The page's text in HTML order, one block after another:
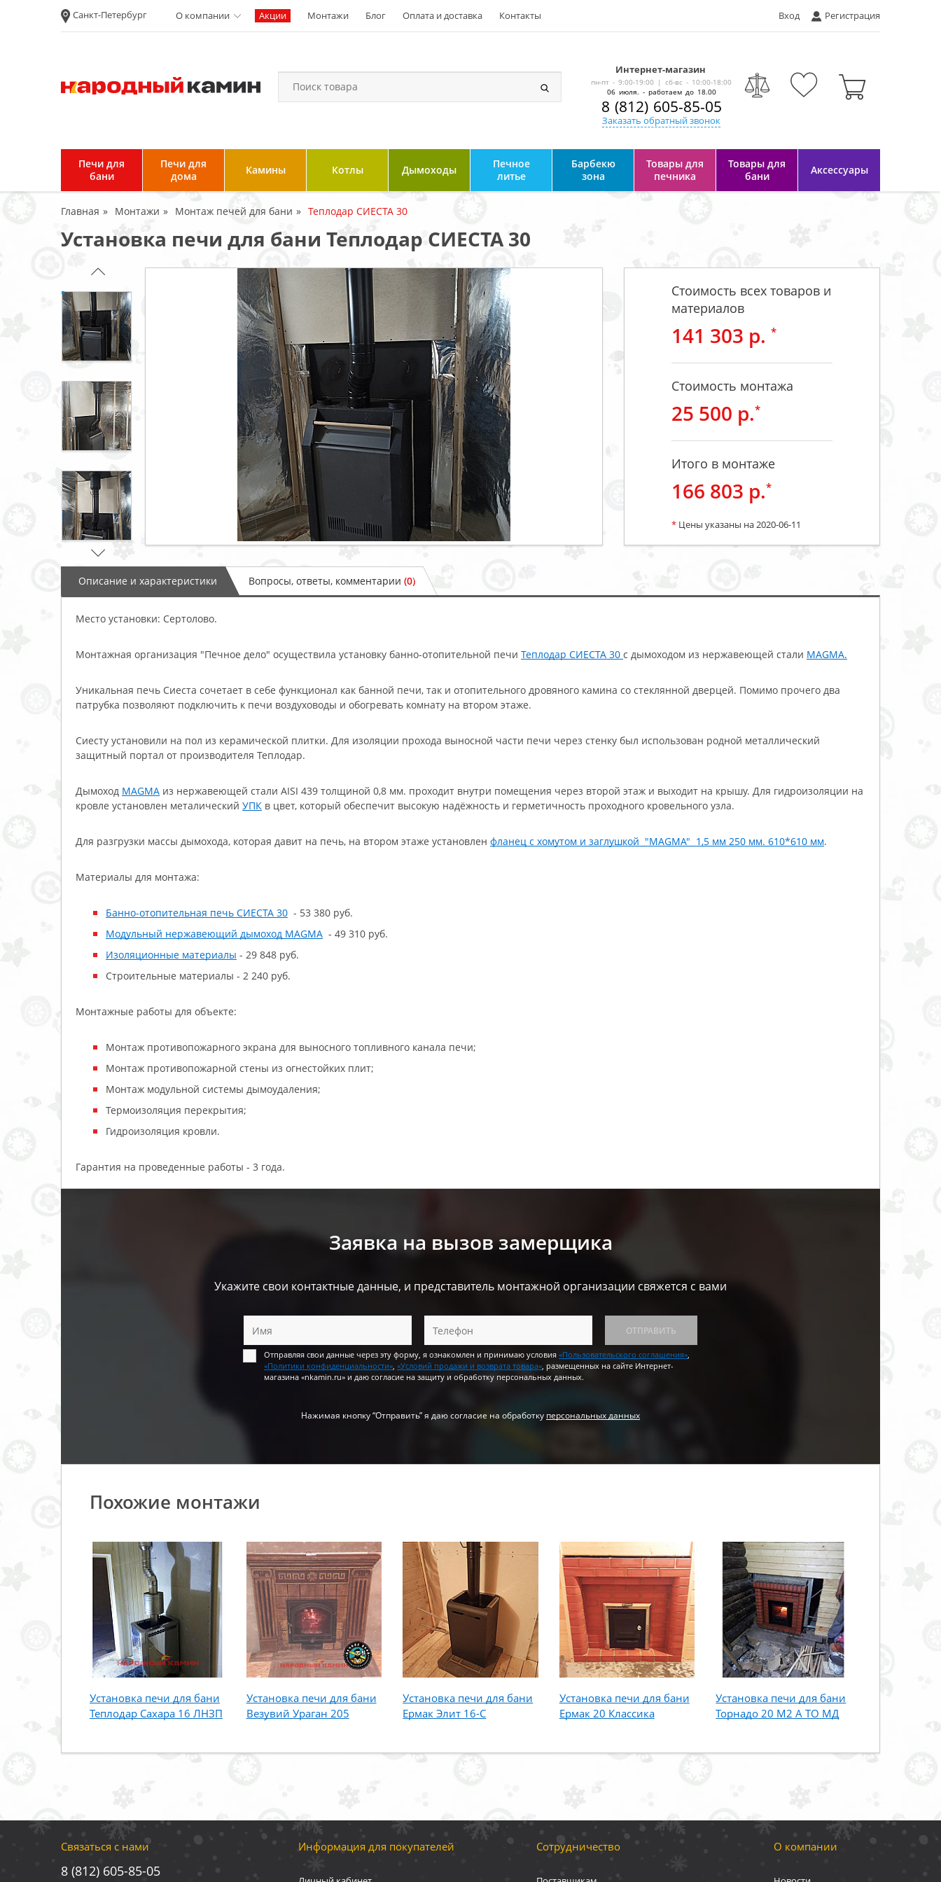
Санкт-Петербург О компании
обработку
персональных
данных
Условия продажи и
возврата товара
Пользовательское
соглашение
Отзывы клиентов
Гарантия и возврат
Акции Монтажи Блог Оплата и доставка Контакты Вход Регистрация
Интернет-магазин
-
пн-пт - 9:00-19:00 | сб-вс - 10:00-18:00
06 июля. - работаем до 18.00
8 (812) 605-85-05
Заказать обратный звонок
Печи для
бани
Печи для
дома
Камины Котлы Дымоходы
Печное
литье
Барбекю
зона
Товары для
печника
Товары для
бани
Аксессуары
Главная Монтажи Монтаж печей для бани Теплодар СИЕСТА 30
Установка печи для бани Теплодар СИЕСТА 30
Стоимость всех товаров и
материалов
141 303 р. *
Стоимость монтажа
25 500 р.*
Итого в монтаже
166 803 р.*
* Цены указаны на 2020-06-11
Описание и характеристики Вопросы, ответы, комментарии (0)
Место установки: Сертолово.
Монтажная организация "Печное дело" осуществила установку банно-отопительной печи Теплодар СИЕСТА 30 с дымоходом из нержавеющей стали MAGMA.
Уникальная печь Сиеста сочетает в себе функционал как банной печи, так и отопительного дровяного камина со стеклянной дверцей. Помимо прочего два
патрубка позволяют подключить к печи воздуховоды и обогревать комнату на втором этаже.
Сиесту установили на пол из керамической плитки. Для изоляции прохода выносной части печи через стенку был использован родной металлический
защитный портал от производителя Теплодар.
Дымоход MAGMA из нержавеющей стали AISI 439 толщиной 0,8 мм. проходит внутри помещения через второй этаж и выходит на крышу. Для гидроизоляции на
кровле установлен металический УПК в цвет, который обеспечит высокую надёжность и герметичность проходного кровельного узла.
Для разгрузки массы дымохода, которая давит на печь, на втором этаже установлен фланец с хомутом и заглушкой "MAGMA" 1,5 мм 250 мм. 610*610 мм.
Материалы для монтажа:
Банно-отопительная печь СИЕСТА 30 - 53 380 руб.
Модульный нержавеющий дымоход MAGMA - 49 310 руб.
Изоляционные материалы - 29 848 руб.
Строительные материалы - 2 240 руб.
Монтажные работы для объекте:
Монтаж противопожарного экрана для выносного топливного канала печи;
Монтаж противопожарной стены из огнестойких плит;
Монтаж модульной системы дымоудаления;
Термоизоляция перекрытия;
Гидроизоляция кровли.
Гарантия на проведенные работы - 3 года.
Заявка на вызов замерщика
Укажите свои контактные данные, и представитель монтажной организации свяжется с вами
ОТПРАВИТЬ
Отправляя свои данные через эту форму, я ознакомлен и принимаю условия «Пользовательского соглашения»,
«Политики конфиденциальности», «Условий продажи и возврата товара», размещенных на сайте Интернет-
магазина «nkamin.ru» и даю согласие на защиту и обработку персональных данных.
Нажимая кнопку “Отправить” я даю согласие на обработку персональных данных
Похожие монтажи
Установка печи для бани
Теплодар Сахара 16 ЛНЗП
Установка печи для бани
Везувий Ураган 205
Установка печи для бани
Ермак Элит 16-С
Установка печи для бани
Ермак 20 Классика
Установка печи для бани
Торнадо 20 М2 А ТО МД
Связаться с нами
8 (812) 605-85-05
Информация для покупателей Сотрудничество О компании